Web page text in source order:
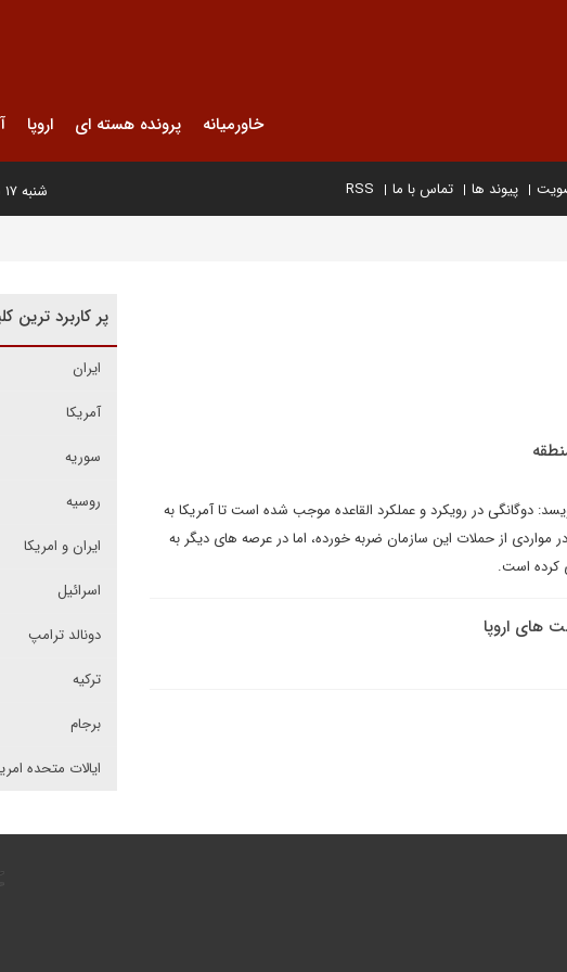
خاورمیانه پرونده هسته ای اروپا
پیوند ها تماس با ما RSS شنبه ۱۷ مرداد ۱۴۰۵
دوگانگی در رویکرد و عملکرد القاعده موجب شده است تا آمریکا به
مواردی از حملات این سازمان ضربه خورده، اما در عرصه های دیگر به
کرده است.
های اروپا
پر کاربرد ترین
ایران
آمریکا
سوریه
روسیه
ایران و امریکا
اسرائیل
دونالد ترامپ
ترکیه
برجام
ایالات متحده